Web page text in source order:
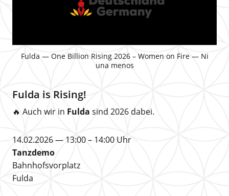
Fulda — One Billion Rising 2026 – Women on Fire — Ni
una menos
Fulda is Rising!
🔥 Auch wir in Fulda sind 2026 dabei.
14.02.2026 — 13:00 – 14:00 Uhr
Tanzdemo
Bahnhofsvorplatz
Fulda